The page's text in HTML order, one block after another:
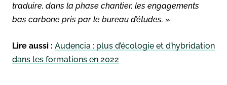
traduire, dans la phase chantier, les engagements
bas carbone pris par le bureau d’études. »
Lire aussi : Audencia : plus d’écologie et d’hybridation
dans les formations en 2022